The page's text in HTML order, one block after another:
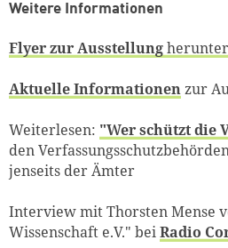
Weitere Informationen
Flyer zur Ausstellung
Aktuelle Informationenzur
Weiterlesen: "Wer schützt die
den
jenseits der Ämter
Interview mit Thorsten Mense
Wissenschaft e.V." beiRadio